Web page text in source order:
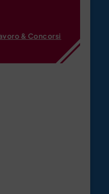
& Concorsi